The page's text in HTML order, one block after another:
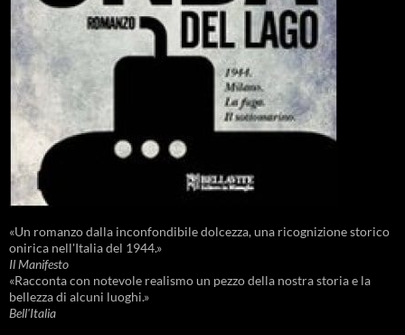
«Un romanzo dalla inconfondibile dolcezza, una ricognizione storico
onirica nell'Italia del 1944.»
Il Manifesto
«Racconta con notevole realismo un pezzo della nostra storia e la
bellezza di alcuni luoghi.»
Bell'Italia